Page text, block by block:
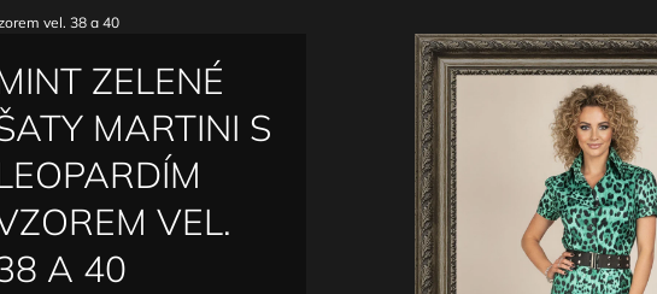
vel. 38 a 40
ZELENÉ
MARTINI S
VEL.
A 40
ŘASENÝ TOP S KOVOVÝMI
ANTIQUE
590 Kč
ČERNÁ ELASTICKÁ SUKNĚ SE
ZVÝŠENÝM PASEM PET
1 690 Kč